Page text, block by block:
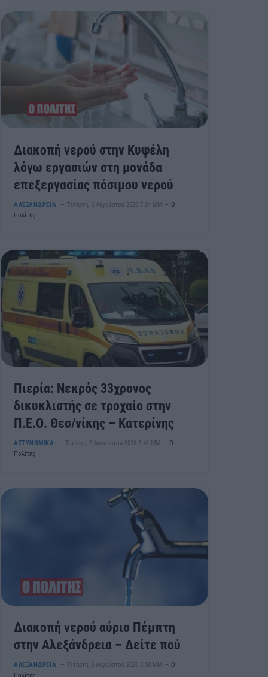
Διακοπή νερού στην Κυψέλη
λόγω εργασιών στη μονάδα
επεξεργασίας πόσιμου νερού
ΑΛΕΞΑΝΔΡΕΙΑ Τετάρτη, 5 Αυγούστου 2026 7:04 ΜΜ
Ο
Πολίτης
Πιερία: Νεκρός 33χρονος
δικυκλιστής σε τροχαίο στην
Π.Ε.Ο. Θεσ/νίκης – Κατερίνης
ΑΣΤΥΝΟΜΙΚΑ Τετάρτη, 5 Αυγούστου 2026 6:42 ΜΜ
Ο
Πολίτης
Διακοπή νερού αύριο Πέμπτη
στην Αλεξάνδρεια – Δείτε πού
ΑΛΕΞΑΝΔΡΕΙΑ Τετάρτη, 5 Αυγούστου 2026 3:50 ΜΜ
Ο
Πολίτης